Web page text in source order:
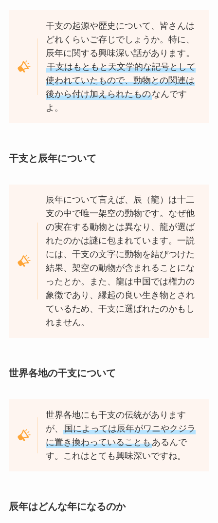
干支の起源や歴史について、皆さんは
どれくらいご存じでしょうか。特に、
辰年に関する興味深い話があります。
干支はもともと天文学的な記号として
使われていたもので、動物との関連は
後から付け加えられたものなんです
よ。
干支と辰年について
辰年について言えば、辰（龍）は十二
支の中で唯一架空の動物です。なぜ他
の実在する動物とは異なり、龍が選ば
れたのかは謎に包まれています。一説
には、干支の文字に動物を結びつけた
結果、架空の動物が含まれることにな
ったとか。また、龍は中国では権力の
象徴であり、縁起の良い生き物とされ
ているため、干支に選ばれたのかもし
れません。
世界各地の干支について
世界各地にも干支の伝統があります
が、国によっては辰年がワニやクジラ
に置き換わっていることもあるんで
す。これはとても興味深いですね。
辰年はどんな年になるのか